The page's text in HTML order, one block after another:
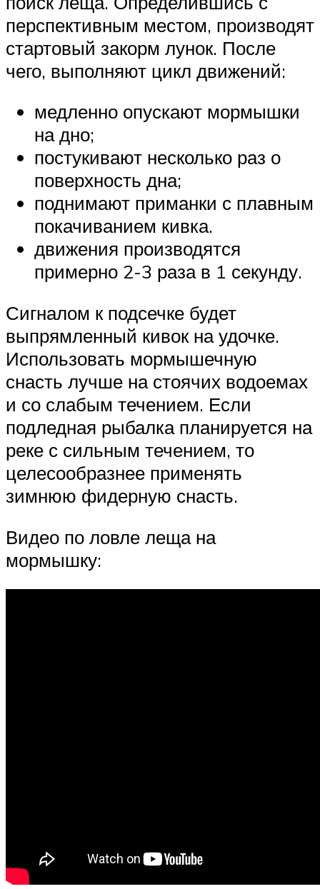
перспективным местом, производят
стартовый закорм лунок. После
чего, выполняют цикл движений:
медленно опускают мормышки
на дно;
постукивают несколько раз о
поверхность дна;
поднимают приманки с плавным
покачиванием кивка.
движения производятся
примерно 2-3 раза в 1 секунду.
Сигналом к подсечке будет
выпрямленный кивок на удочке.
Использовать мормышечную
снасть лучше на стоячих водоемах
и со слабым течением. Если
подледная рыбалка планируется на
реке с сильным течением, то
целесообразнее применять
зимнюю фидерную снасть.
Видео по ловле леща на
мормышку: